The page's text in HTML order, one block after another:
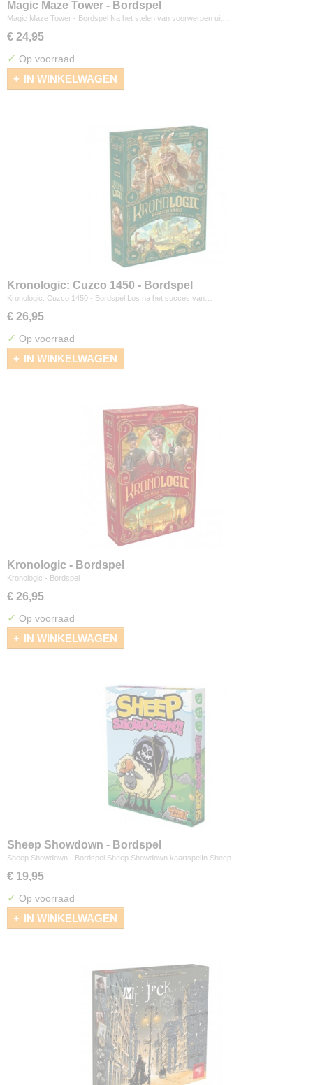
Magic Maze Tower - Bordspel
Magic Maze Tower - Bordspel Na het stelen van voorwerpen uit…
€ 24,95
✓ Op voorraad
IN WINKELWAGEN
Kronologic: Cuzco 1450 - Bordspel
Kronologic: Cuzco 1450 - Bordspel Los na het succes van…
€ 26,95
✓ Op voorraad
IN WINKELWAGEN
Kronologic - Bordspel
Kronologic - Bordspel
€ 26,95
✓ Op voorraad
IN WINKELWAGEN
Sheep Showdown - Bordspel
Sheep Showdown - Bordspel Sheep Showdown kaartspelIn Sheep…
€ 19,95
✓ Op voorraad
IN WINKELWAGEN